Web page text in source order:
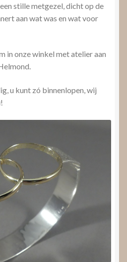
stille metgezel, dicht op de
aan wat was en wat voor
in onze winkel met atelier aan
u kunt zó binnenlopen, wij